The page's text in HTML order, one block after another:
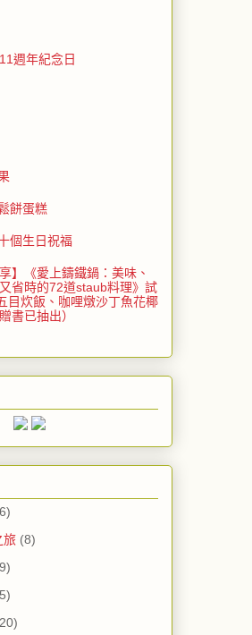
週年紀念日
餅蛋糕
個生日祝福
享】《愛上鑄鐵鍋：美味、
省時的72道staub料理》試
目炊飯、咖哩燉沙丁魚花椰
書已抽出）
旅 (8)